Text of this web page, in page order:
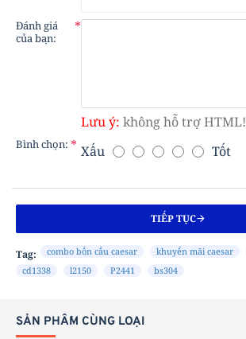
Đánh giá
của bạn:
Lưu ý: không hỗ trợ HTML!
N
H
C
Ọ
Bình chọn: Xấu Tốt
TIẾP TỤC
Tag: combo bồn cầu caesar khuyến mãi caesar
cd1338
l2150 P2441 bs304
SẢN PHẨM CÙNG LOẠI